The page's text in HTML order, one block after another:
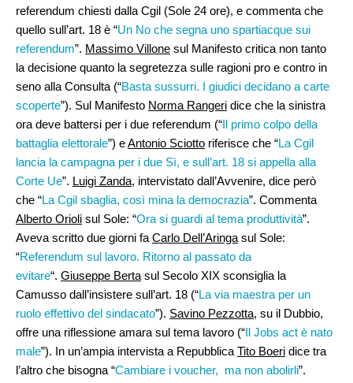
referendum chiesti dalla Cgil (Sole 24 ore), e commenta che
quello sull’art. 18 è “Un No che segna uno spartiacque sui
referendum”. Massimo Villone sul Manifesto critica non tanto
la decisione quanto la segretezza sulle ragioni pro e contro in
seno alla Consulta (“Basta sussurri. I giudici decidano a carte
scoperte”). Sul Manifesto Norma Rangeri dice che la sinistra
ora deve battersi per i due referendum (“Il primo colpo della
battaglia elettorale”) eAntonio Sciotto riferisce che “La Cgil
lancia la campagna per i due Sì, e sull’art. 18 si appella alla
Corte Ue”. Luigi Zanda, intervistato dall’Avvenire, dice però
che “La Cgil sbaglia, così mina la democrazia”. Commenta
Alberto Orioli sul Sole: “Ora si guardi al tema produttività”.
Aveva scritto due giorni fa Carlo Dell’Aringa sul Sole:
“Referendum sul lavoro. Ritorno al passato da
evitare“. Giuseppe Berta sul Secolo XIX sconsiglia la
Camusso dall’insistere sull’art. 18 (“La via maestra per un
ruolo effettivo del sindacato”). Savino Pezzotta, su il Dubbio,
offre una riflessione amara sul tema lavoro (“Il Jobs act è nato
male”). In un’ampia intervista a Repubblica Tito Boeri dice tra
l’altro che bisogna “Cambiare i voucher, ma non abolirli”.